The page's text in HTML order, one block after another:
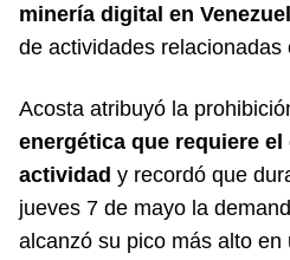
minería digital en
de actividades relacionadas
Acosta atribuyó la
energética que requiere
actividad y recordó que
jueves 7 de mayo la
alcanzó su pico más alto en